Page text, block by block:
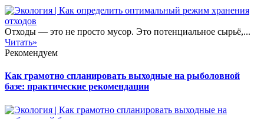
Отходы — это не просто мусор. Это потенциальное сырьё,...
Читать»
Рекомендуем
Как грамотно спланировать выходные на рыболовной
базе: практические рекомендации